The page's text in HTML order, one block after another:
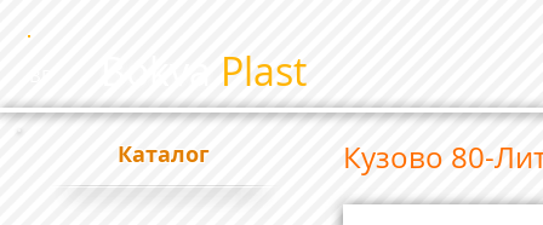
Plast
Каталог Кузово 80-